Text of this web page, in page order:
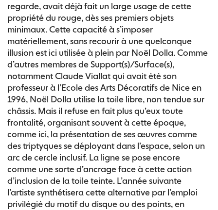
regarde, avait déjà fait un large usage de cette
propriété du rouge, dès ses premiers objets
minimaux. Cette capacité à s’imposer
matériellement, sans recourir à une quelconque
illusion est ici utilisée à plein par Noël Dolla. Comme
d’autres membres de Support(s)/Surface(s),
notamment Claude Viallat qui avait été son
professeur à l’Ecole des Arts Décoratifs de Nice en
1996, Noël Dolla utilise la toile libre, non tendue sur
châssis. Mais il refuse en fait plus qu’eux toute
frontalité, organisant souvent à cette époque,
comme ici, la présentation de ses œuvres comme
des triptyques se déployant dans l’espace, selon un
arc de cercle inclusif. La ligne se pose encore
comme une sorte d’ancrage face à cette action
d’inclusion de la toile teinte. L’année suivante
l’artiste synthétisera cette alternative par l’emploi
privilégié du motif du disque ou des points, en